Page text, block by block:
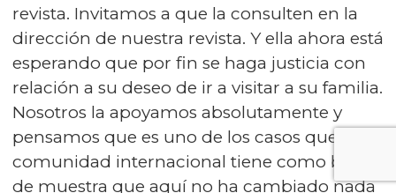
revista. Invitamos a que la consulten en la
dirección de nuestra revista. Y ella ahora está
esperando que por fin se haga justicia con
relación a su deseo de ir a visitar a su familia.
Nosotros la apoyamos absolutamente y
pensamos que es uno de los casos que la
comunidad internacional tiene como botón
de muestra que aquí no ha cambiado nada